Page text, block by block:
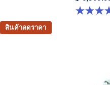
4.8 จาก 5 ดาว 15 รีวิว
สินค้าลดราคา